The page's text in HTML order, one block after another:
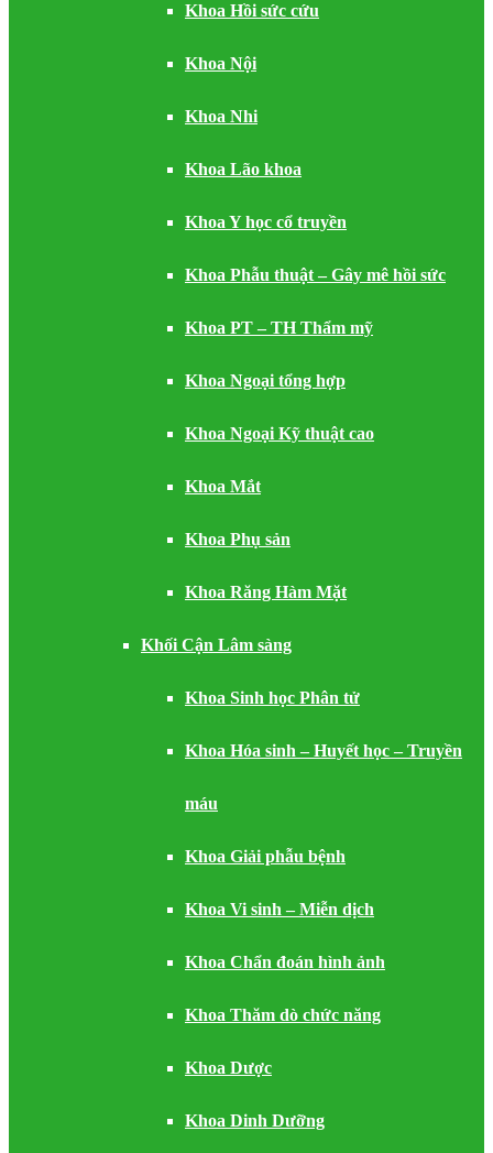
Khoa Hồi sức cứu
Khoa Nội
Khoa Nhi
Khoa Lão khoa
Khoa Y học cổ truyền
Khoa Phẫu thuật – Gây mê hồi sức
Khoa PT – TH Thẩm mỹ
Khoa Ngoại tổng hợp
Khoa Ngoại Kỹ thuật cao
Khoa Mắt
Khoa Phụ sản
Khoa Răng Hàm Mặt
Khối Cận Lâm sàng
Khoa Sinh học Phân tử
Khoa Hóa sinh – Huyết học – Truyền
máu
Khoa Giải phẫu bệnh
Khoa Vi sinh – Miễn dịch
Khoa Chẩn đoán hình ảnh
Khoa Thăm dò chức năng
Khoa Dược
Khoa Dinh Dưỡng